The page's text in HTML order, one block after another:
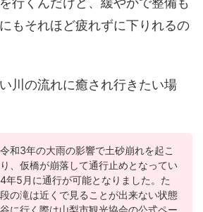
もそれほど疲れずに下りれるの
川の流れに癒され行きたい場
和3年の大雨の影響で土砂崩れを起こ
、仮橋が崩落して通行止めとなってい
年5月に通行が可能となりました。た
の滝は近くで見ることが出来ない状態